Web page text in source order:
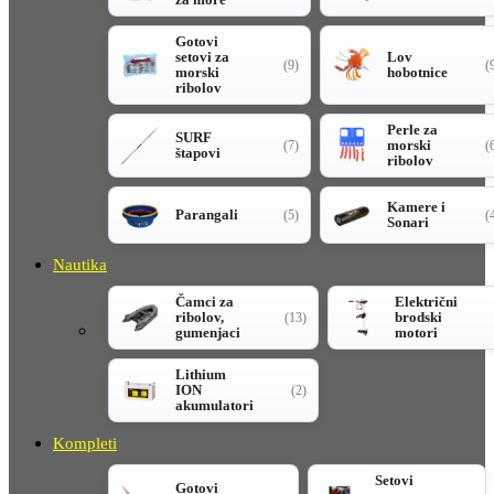
Gotovi
setovi za
morski
ribolov
(9)
Lov
hobotnice
SURF
štapovi
(7)
Perle za
morski
ribolov
Parangali (5)
Kamere i
Sonari
Nautika
Čamci za
ribolov,
gumenjaci
(13)
Električni
brodski
motori
Lithium
ION
akumulatori
(2)
Kompleti
Gotovi
Setovi